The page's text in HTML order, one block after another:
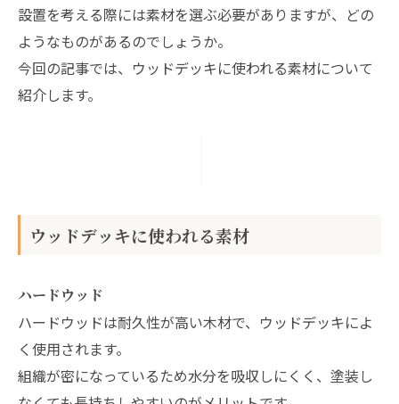
設置を考える際には素材を選ぶ必要がありますが、どの
ようなものがあるのでしょうか。
今回の記事では、ウッドデッキに使われる素材について
紹介します。
ウッドデッキに使われる素材
ハードウッド
ハードウッドは耐久性が高い木材で、ウッドデッキによ
く使用されます。
組織が密になっているため水分を吸収しにくく、塗装し